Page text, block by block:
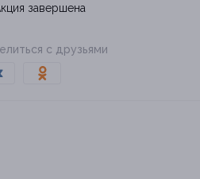
завершена
с друзьями